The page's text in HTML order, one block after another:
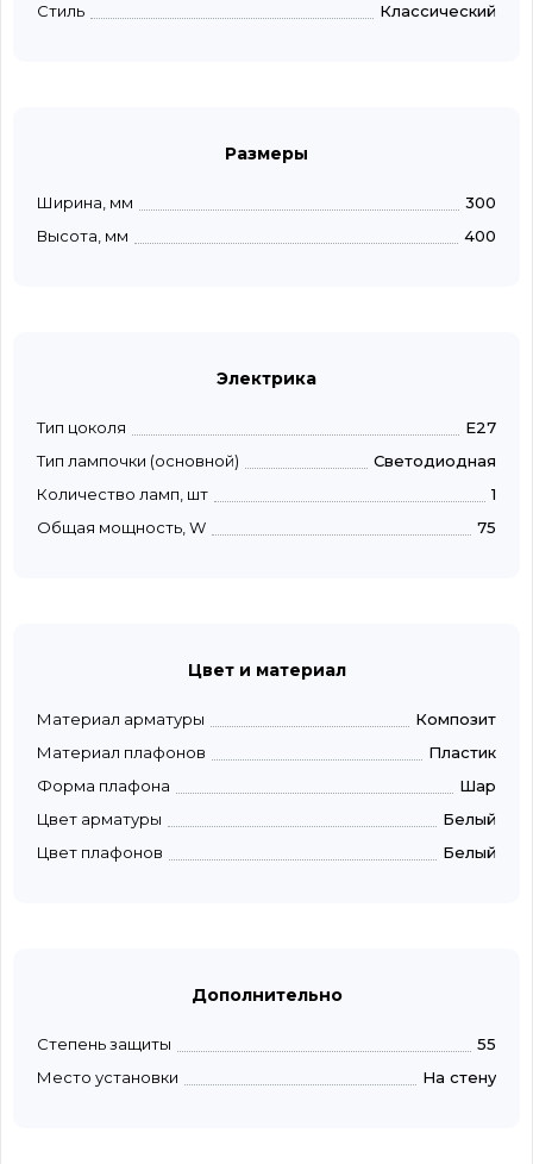
Стиль
Классический
Размеры
Ширина, мм
300
Высота, мм
400
Электрика
Тип цоколя
E27
Тип лампочки (основной)
Светодиодная
Количество ламп, шт
1
Общая мощность, W
75
Цвет и материал
Материал арматуры
Композит
Материал плафонов
Пластик
Форма плафона
Шар
Цвет арматуры
Белый
Цвет плафонов
Белый
Дополнительно
Степень защиты
55
Место установки
На стену